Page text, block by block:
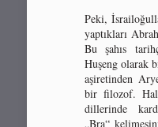
Peki,
yaptıkları
Bu şahıs
Huşeng olarak
aşiretinden
bir filozof.
dillerinde
„Bra“